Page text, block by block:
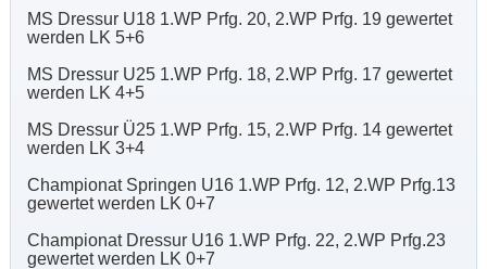
MS Dressur U18 1.WP Prfg. 20, 2.WP Prfg. 19 gewertet
werden LK 5+6
MS Dressur U25 1.WP Prfg. 18, 2.WP Prfg. 17 gewertet
werden LK 4+5
MS Dressur Ü25 1.WP Prfg. 15, 2.WP Prfg. 14 gewertet
werden LK 3+4
Championat Springen U16 1.WP Prfg. 12, 2.WP Prfg.13
gewertet werden LK 0+7
Championat Dressur U16 1.WP Prfg. 22, 2.WP Prfg.23
gewertet werden LK 0+7